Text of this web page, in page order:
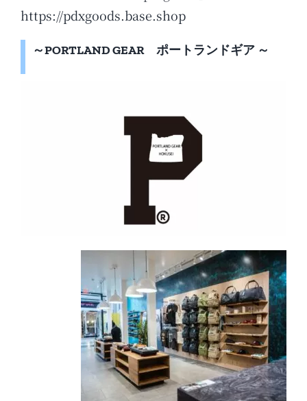
https://pdxgoods.base.shop
～PORTLAND GEAR ポートランドギア ～